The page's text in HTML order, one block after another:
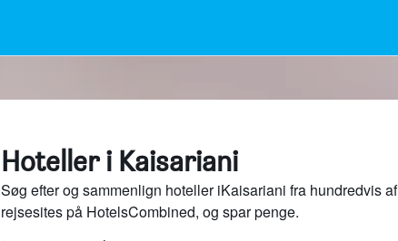
Hoteller i Kaisariani
Søg efter og sammenlign hoteller iKaisariani fra hundredvis af
rejsesites på HotelsCombined, og spar penge.